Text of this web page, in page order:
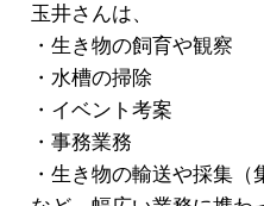
玉井さんは、
・生き物の飼育や観察
・水槽の掃除
・イベント考案
・事務業務
・生き物の輸送や採集（